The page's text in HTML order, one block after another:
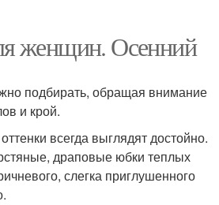
женщин. Осенний
подбирать, обращая внимание
и крой.
всегда выглядят достойно.
драповые юбки теплых
слегка приглушенного